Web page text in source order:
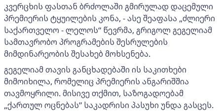
კვერცხის ფასთან ბრძოლაში გმირულად დაცემული
პრემიერის ტყუილების კონა, - ასე შეაფასა „ძლიერი
საქართველო - ლელოს“ წევრმა, გრიგოლ გეგელიამ
სამთავრობო პროგრამების შესრულების
მიმდინარეობის შესახებ მოხსენება.
გეგელიამ თავის განცხადებაში ის საკითხები
მიმოიხილა, რომელიც პრემიერის ანგარიშშია
თავმოყრილი. მისივე თქმით, საზოგადოებამ
„ქართულ ოცნებას” საკადრისი პასუხი უნდა გასცეს.